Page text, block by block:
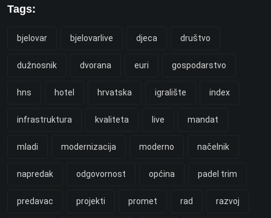
Tags:
bjelovar bjelovarlive djeca društvo
dužnosnik dvorana euri gospodarstvo
hns hotel hrvatska igralište index
infrastruktura kvaliteta live mandat
mladi modernizacija moderno načelnik
napredak odgovornost općina padel trim
predavac projekti promet rad razvoj